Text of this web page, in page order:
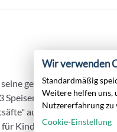
geringe Bettenzahl
pro Tag zur
aus Automaten
Kinder ist das
Wir verwenden
Standardmäßig
Weitere helfen uns,
Nutzererfahrung zu
Cookie-Einstellung